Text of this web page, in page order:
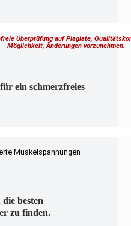
Überprüfung auf Plagiate,
Möglichkeit, Änderungen vorzunehmen.
ein schmerzfreies
Muskelspannungen
besten
zu finden.